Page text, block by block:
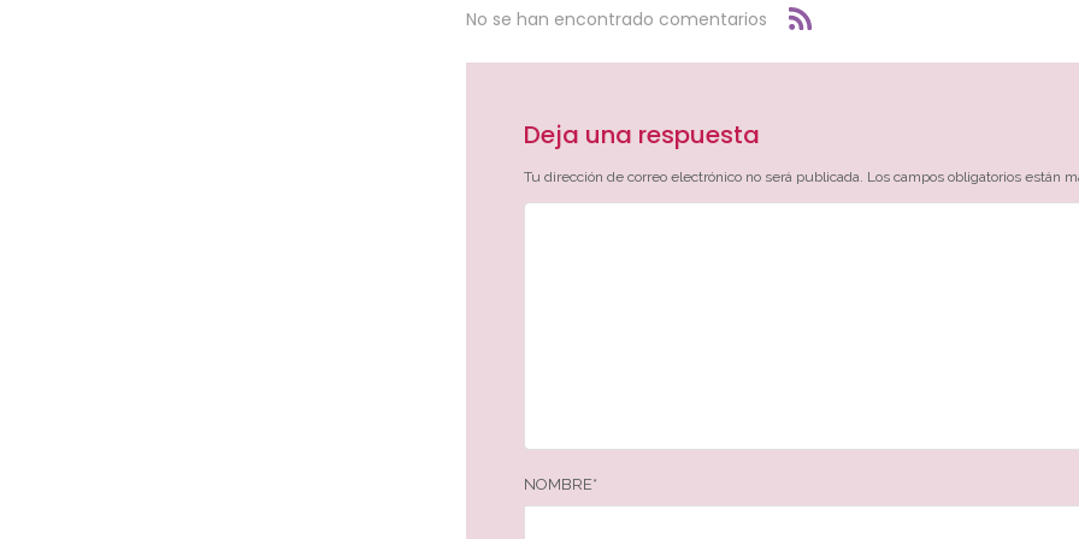
No se han encontrado comentarios
Deja una respuesta
Tu dirección de correo electrónico no será publicada. Los campos obligatorios están
NOMBRE*